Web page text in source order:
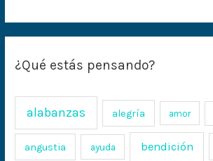
¿Qué estás pensando?
alabanzas alegría amor
angustia ayuda bendición